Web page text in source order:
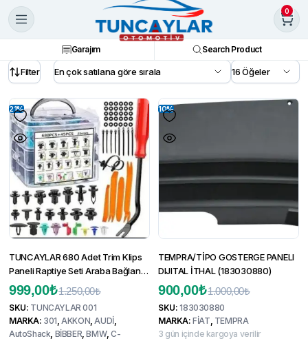
0
Garajım Search Product
Filter
21%
TUNCAYLAR 680 Adet Trim Klips
Paneli Raptiye Seti Araba Bağlantı
Elemanları Kapı Döşeme
Tamponları
1.250,00₺
1.250,00₺.
999,00₺
fiyat:
SKU: TUNCAYLAR 001
MARKA: 301,AKKON,AUDİ,
AutoShack, BİBBER,BMW,C-
10%
TEMPRA/TİPO GOSTERGE PANELI
DIJITAL İTHAL (183030880)
1.000,00₺
900,00₺
fiyat:
SKU: 183030880
MARKA:FİAT, TEMPRA
3 gün içinde kargoya verilir